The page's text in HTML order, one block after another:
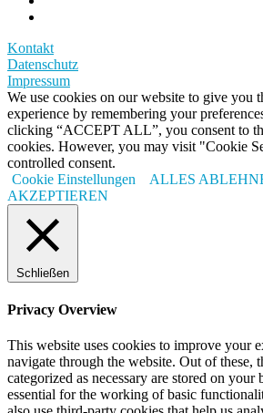
Kontakt
Datenschutz
Impressum
We use cookies on our website to give you
experience by remembering your
clicking “ACCEPT ALL”, you consent to
cookies. However, you may visit "Cookie
controlled consent.
Cookie Einstellungen
ALLES
AKZEPTIEREN
Schließen
Privacy Overview
This website uses cookies to improve your
navigate through the website. Out of these,
categorized as necessary are stored on your
essential for the working of basic